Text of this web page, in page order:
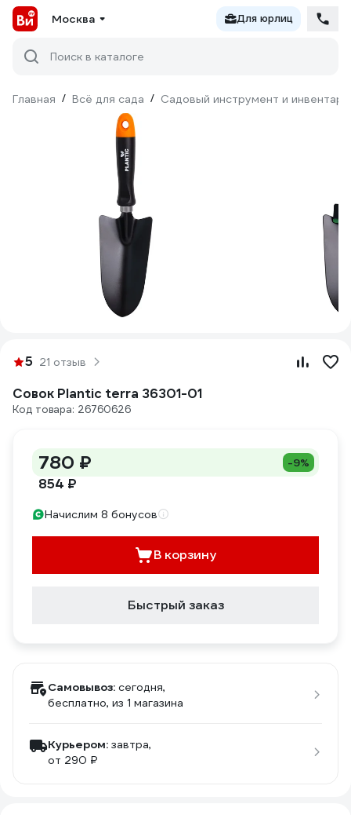
Москва Для юрлиц
Поиск в каталоге
Главная / Всё для сада / Садовый инструмент и инвентарь
5 21 отзыв
Совок Plantic terra 36301-01
Код товара: 26760626
780 ₽ -9%
854 ₽
Начислим 8 бонусов
В корзину
Быстрый заказ
Самовывоз: сегодня,
бесплатно, из 1 магазина
Курьером: завтра,
от 290 ₽